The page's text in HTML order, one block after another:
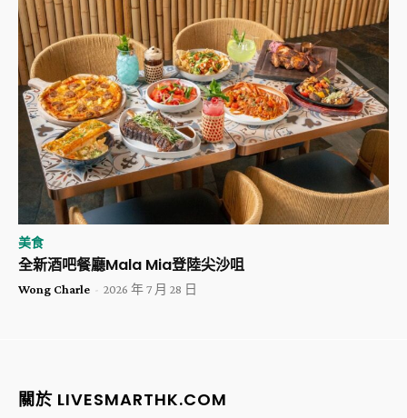
美食
全新酒吧餐廳Mala Mia登陸尖沙咀
Wong Charle - 2026 年 7 月 28 日
關於 LIVESMARTHK.COM